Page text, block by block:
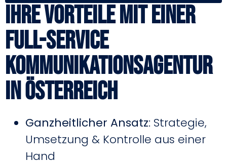
Ihre Vorteile mit einer
Full-Service
Kommunikationsagentur
in Österreich
Ganzheitlicher Ansatz: Strategie,
Umsetzung & Kontrolle aus einer
Hand